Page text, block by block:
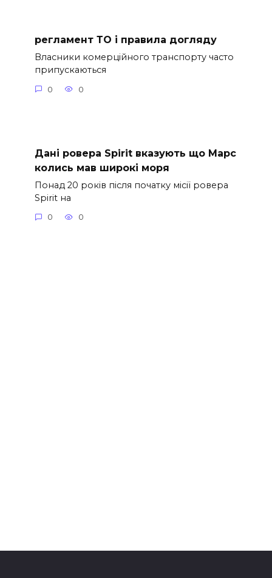
регламент ТО і правила догляду
Власники комерційного транспорту часто
припускаються
0 0
Дані ровера Spirit вказують що Марс
колись мав широкі моря
Понад 20 років після початку місії ровера
Spirit на
0 0